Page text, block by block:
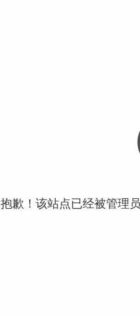
抱歉！该站点已经被管理